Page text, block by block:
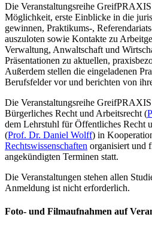
Die Veranstaltungsreihe
Möglichkeit, erste Einblicke in die
gewinnen, Praktikums-,
auszuloten sowie Kontakte zu
Verwaltung, Anwaltschaft und
Präsentationen zu aktuellen,
Außerdem stellen die eingeladenen
Berufsfelder vor und berichten von
Die Veranstaltungsreihe
Bürgerliches Recht und Arbeitsrecht (
dem Lehrstuhl für Öffentliches Recht
(Prof. Dr. Daniel Wolff) in
Rechtswissenschaften organisiert und
angekündigten Terminen statt.
Die Veranstaltungen stehen allen
Anmeldung ist nicht erforderlich.
Foto- und Filmaufnahmen auf